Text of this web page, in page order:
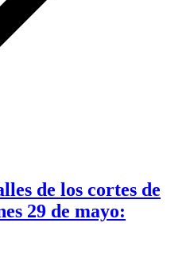
de los cortes de
29 de mayo: